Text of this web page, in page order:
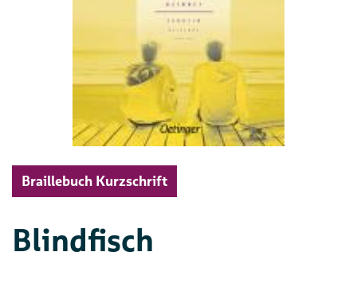
Braillebuch Kurzschrift
Blindfisch